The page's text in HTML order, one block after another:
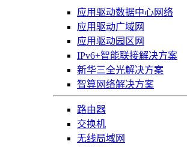
应用驱动数据中心网络
应用驱动广域网
应用驱动园区网
IPv6+智能联接解决方案
新华三全光解决方案
智算网络解决方案
路由器
交换机
无线局域网